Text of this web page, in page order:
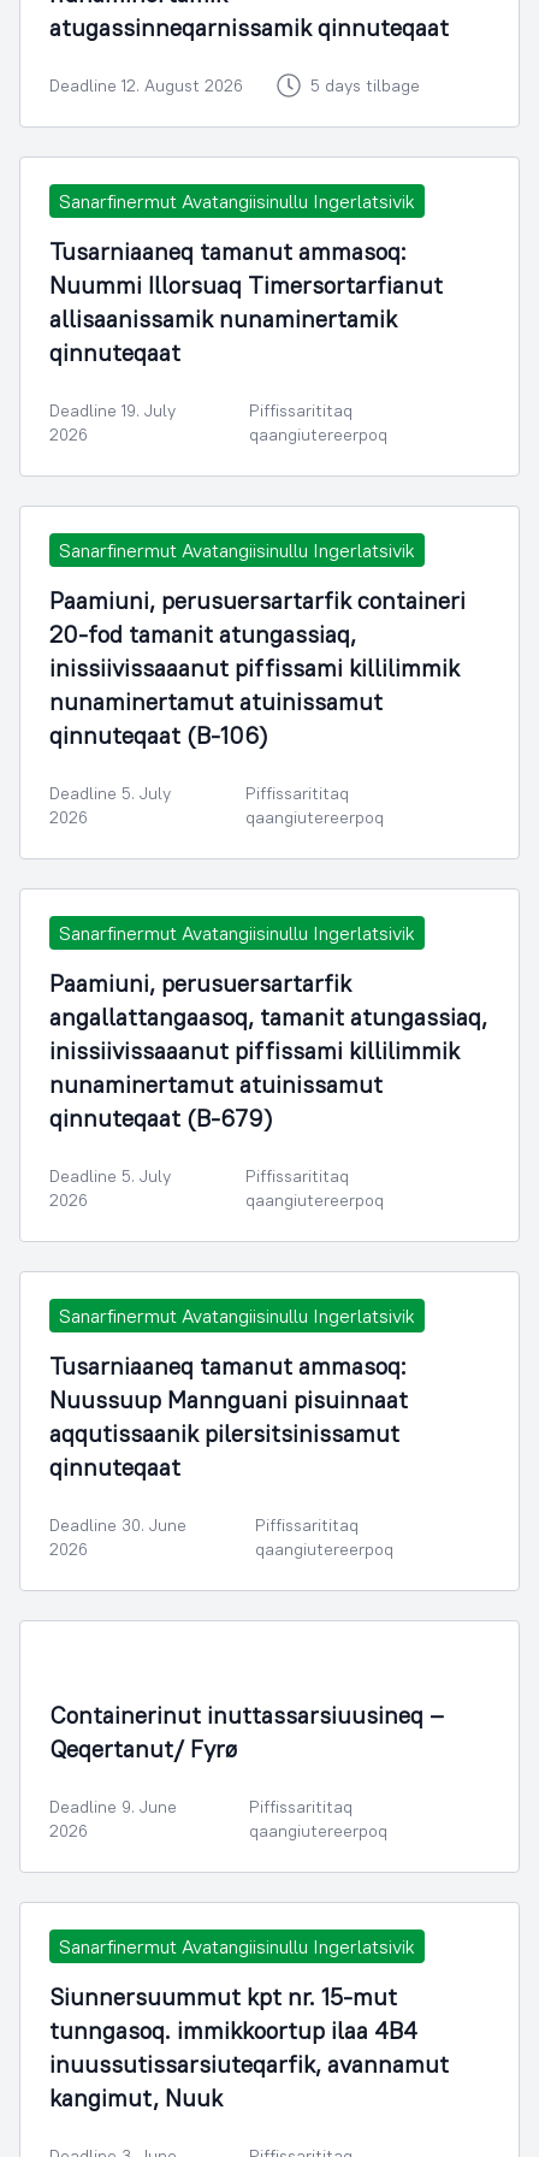
atugassinneqarnissamik qinnuteqaat
Deadline 12. August 2026 5 days tilbage
Sanarfinermut Avatangiisinullu Ingerlatsivik
Tusarniaaneq tamanut ammasoq:
Nuummi Illorsuaq Timersortarfianut
allisaanissamik nunaminertamik
qinnuteqaat
Deadline 19. July
2026
Piffissarititaq
qaangiutereerpoq
Sanarfinermut Avatangiisinullu Ingerlatsivik
Paamiuni, perusuersartarfik containeri
20-fod tamanit atungassiaq,
inissiivissaaanut piffissami killilimmik
nunaminertamut atuinissamut
qinnuteqaat (B-106)
Deadline 5. July
2026
Piffissarititaq
qaangiutereerpoq
Sanarfinermut Avatangiisinullu Ingerlatsivik
Paamiuni, perusuersartarfik
angallattangaasoq, tamanit atungassiaq,
inissiivissaaanut piffissami killilimmik
nunaminertamut atuinissamut
qinnuteqaat (B-679)
Deadline 5. July
2026
Piffissarititaq
qaangiutereerpoq
Sanarfinermut Avatangiisinullu Ingerlatsivik
Tusarniaaneq tamanut ammasoq:
Nuussuup Mannguani pisuinnaat
aqqutissaanik pilersitsinissamut
qinnuteqaat
Deadline 30. June
2026
Piffissarititaq
qaangiutereerpoq
Containerinut inuttassarsiuusineq –
Qeqertanut/ Fyrø
Deadline 9. June
2026
Piffissarititaq
qaangiutereerpoq
Sanarfinermut Avatangiisinullu Ingerlatsivik
Siunnersuummut kpt nr. 15-mut
tunngasoq. immikkoortup ilaa 4B4
inuussutissarsiuteqarfik, avannamut
kangimut, Nuuk